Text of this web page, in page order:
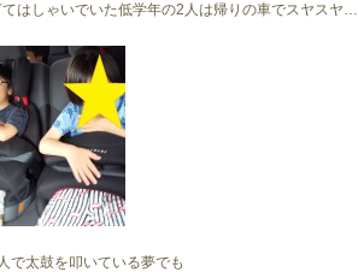
はしゃいでいた低学年の2人は帰りの車でスヤスヤ…
で太鼓を叩いている夢でも